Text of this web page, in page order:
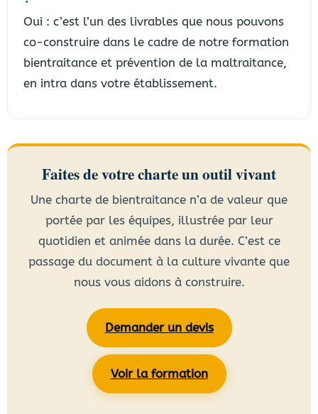
Oui : c’est l’un des livrables que nous pouvons
co-construire dans le cadre de notre formation
bientraitance et prévention de la maltraitance,
en intra dans votre établissement.
Faites de votre charte un outil vivant
Une charte de bientraitance n’a de valeur que
portée par les équipes, illustrée par leur
quotidien et animée dans la durée. C’est ce
passage du document à la culture vivante que
nous vous aidons à construire.
Demander un devis
Voir la formation